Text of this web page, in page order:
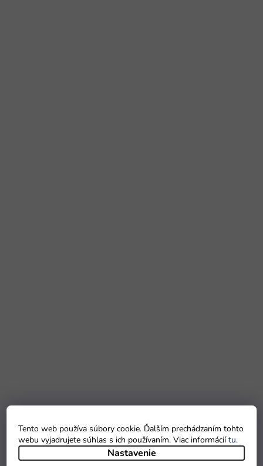
Tento web používa súbory cookie. Ďalším prechádzaním tohto
webu vyjadrujete súhlas s ich používaním. Viac informáciítu.
Nastavenie